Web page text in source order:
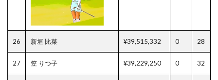
26 新垣 比菜 ¥39,515,332 0 28
27 笠 りつ子 ¥39,229,250 0 32